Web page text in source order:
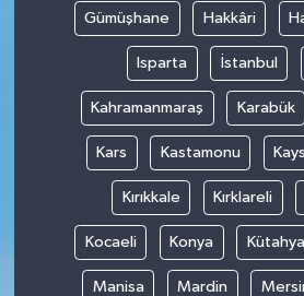
Gümüşhane Hakkâri
Isparta İstanbul
Kahramanmaraş Karabük
Kars Kastamonu
Kırıkkale Kırklareli
Kocaeli Konya Kütahya
Manisa Mardin